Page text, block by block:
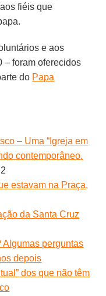
fiéis que
e aos
– foram oferecidos
do Papa
– Uma “Igreja em
contemporâneo.
estavam na Praça,
da Santa Cruz
Algumas perguntas
depois
dos que não têm